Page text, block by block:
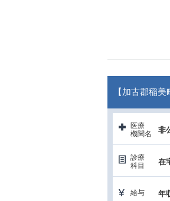
【加古郡稲
医療
機関名
非
診療
科目
在
給与 年